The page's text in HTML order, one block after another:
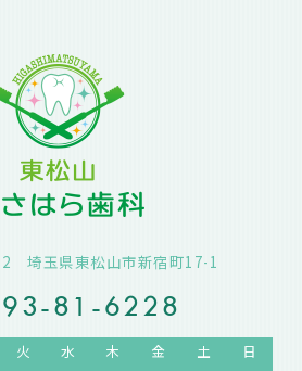
埼玉県東松山市新宿町17-1
81-6228
火 水 木 金 土
日